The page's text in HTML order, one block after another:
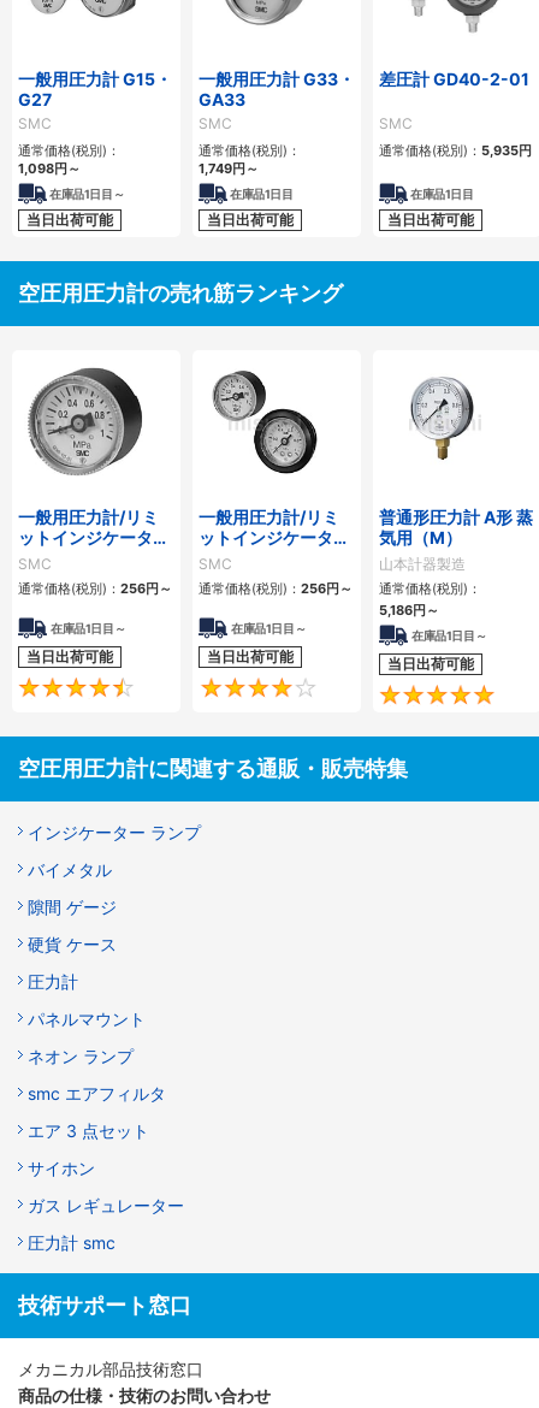
一般用圧力計 G15・
G27
SMC
通常価格(税別)：
1,098円～
在庫品1日目～
当日出荷可能
一般用圧力計 G33・
GA33
SMC
通常価格(税別)：
1,749円～
在庫品1日目
当日出荷可能
差圧計 GD40-2-01
SMC
通常価格(税別)： 5,935円
在庫品1日目
当日出荷可能
空圧用圧力計の売れ筋ランキング
一般用圧力計/リミ
ットインジケータ付
G36・GA36
SMC
通常価格(税別)： 256円～
在庫品1日目～
当日出荷可能
4.6
一般用圧力計/リミ
ットインジケータ付
G46・GA46
SMC
通常価格(税別)： 256円～
在庫品1日目～
当日出荷可能
4
普通形圧力計 A形 蒸
気用（M）
山本計器製造
通常価格(税別)：
5,186円～
在庫品1日目～
当日出荷可能
空圧用圧力計に関連する通販・販売特集
インジケーター ランプ
バイメタル
隙間 ゲージ
硬貨 ケース
圧力計
パネルマウント
ネオン ランプ
smc エアフィルタ
エア 3 点セット
サイホン
ガス レギュレーター
圧力計 smc
技術サポート窓口
メカニカル部品技術窓口
商品の仕様・技術のお問い合わせ